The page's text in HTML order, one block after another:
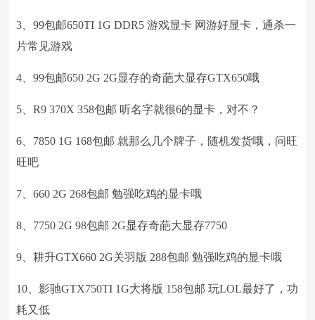
3、99包邮650TI 1G DDR5 游戏显卡 网游好显卡，通杀一
片常见游戏
4、99包邮650 2G 2G显存的奇葩大显存GTX650哦
5、R9 370X 358包邮 听名字就很6的显卡，对不？
6、7850 1G 168包邮 就那么几个牌子，随机发货哦，问旺
旺吧
7、660 2G 268包邮 勉强吃鸡的显卡哦
8、7750 2G 98包邮 2G显存奇葩大显存7750
9、耕升GTX660 2G关羽版 288包邮 勉强吃鸡的显卡哦
10、影驰GTX750TI 1G大将版 158包邮 玩LOL最好了，功
耗又低